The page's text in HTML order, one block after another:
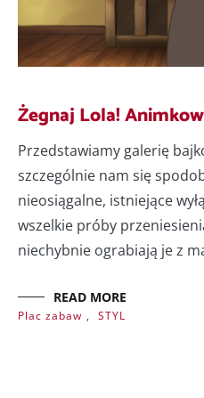
Żegnaj Lola!
Przedstawiamy galerię
szczególnie nam się
nieosiągalne, istniejące
wszelkie próby
niechybnie ograbiają je z
READ MORE
Plac zabaw , STYL